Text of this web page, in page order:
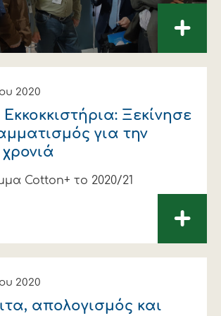
+
2020
Ξεκίνησε
για την
Cotton+ το 2020/21
+
2020
απολογισμός και